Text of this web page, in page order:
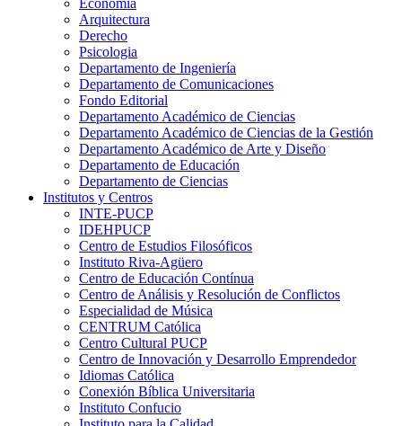
Economía
Arquitectura
Derecho
Psicologia
Departamento de Ingeniería
Departamento de Comunicaciones
Fondo Editorial
Departamento Académico de Ciencias
Departamento Académico de Ciencias de la Gestión
Departamento Académico de Arte y Diseño
Departamento de Educación
Departamento de Ciencias
Institutos y Centros
INTE-PUCP
IDEHPUCP
Centro de Estudios Filosóficos
Instituto Riva-Agüero
Centro de Educación Contínua
Centro de Análisis y Resolución de Conflictos
Especialidad de Música
CENTRUM Católica
Centro Cultural PUCP
Centro de Innovación y Desarrollo Emprendedor
Idiomas Católica
Conexión Bíblica Universitaria
Instituto Confucio